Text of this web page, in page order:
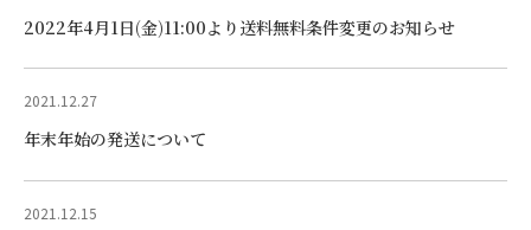
2022年4月1日(金)11:00より送料無料条件変更のお知らせ
2021.12.27
年末年始の発送について
2021.12.15